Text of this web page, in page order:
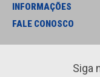
INFORMAÇÕES
FALE CONOSCO
Siga